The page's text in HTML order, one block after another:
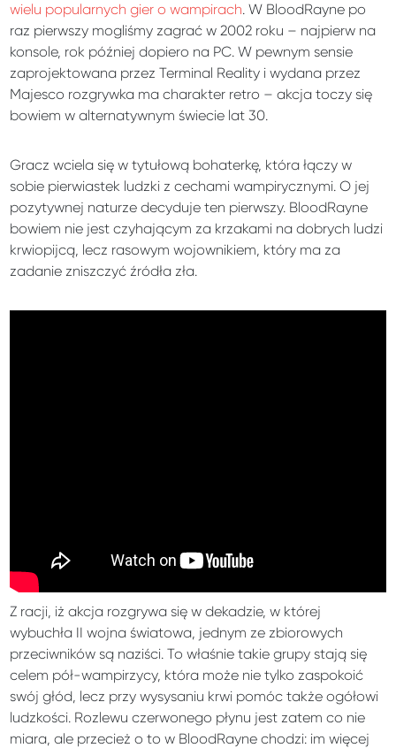
wielu popularnych gier o wampirach. W BloodRayne po
raz pierwszy mogliśmy zagrać w 2002 roku – najpierw na
konsole, rok później dopiero na PC. W pewnym sensie
zaprojektowana przez Terminal Reality i wydana przez
Majesco rozgrywka ma charakter retro – akcja toczy się
bowiem w alternatywnym świecie lat 30.
Gracz wciela się w tytułową bohaterkę, która łączy w
sobie pierwiastek ludzki z cechami wampirycznymi. O jej
pozytywnej naturze decyduje ten pierwszy. BloodRayne
bowiem nie jest czyhającym za krzakami na dobrych ludzi
krwiopijcą, lecz rasowym wojownikiem, który ma za
zadanie zniszczyć źródła zła.
Z racji, iż akcja rozgrywa się w dekadzie, w której
wybuchła II wojna światowa, jednym ze zbiorowych
przeciwników są naziści. To właśnie takie grupy stają się
celem pół-wampirzycy, która może nie tylko zaspokoić
swój głód, lecz przy wysysaniu krwi pomóc także ogółowi
ludzkości. Rozlewu czerwonego płynu jest zatem co nie
miara, ale przecież o to w BloodRayne chodzi: im więcej